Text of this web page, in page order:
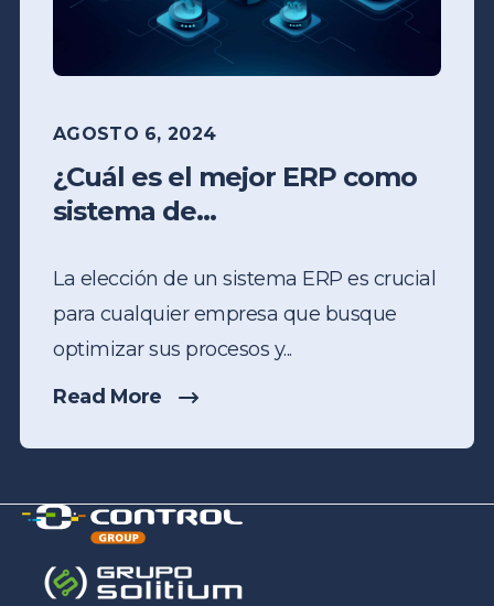
AGOSTO 6, 2024
¿Cuál es el mejor ERP como
sistema de...
La elección de un sistema ERP es crucial
para cualquier empresa que busque
optimizar sus procesos y...
Read More